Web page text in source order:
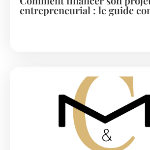
entrepreneurial : le guide